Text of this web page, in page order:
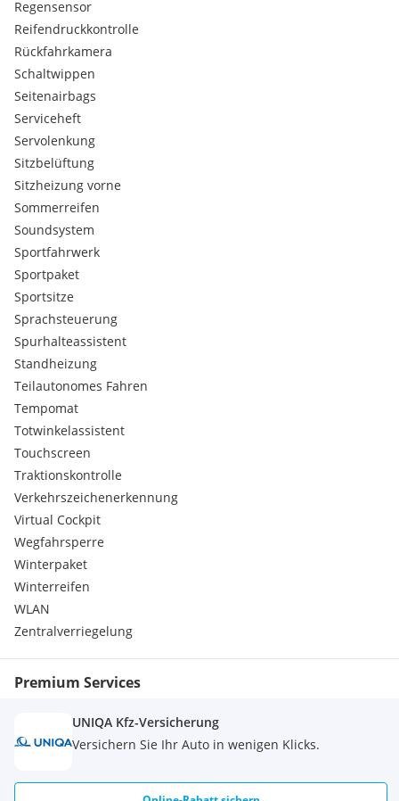
Regensensor
Reifendruckkontrolle
Rückfahrkamera
Schaltwippen
Seitenairbags
Serviceheft
Servolenkung
Sitzbelüftung
Sitzheizung vorne
Sommerreifen
Soundsystem
Sportfahrwerk
Sportpaket
Sportsitze
Sprachsteuerung
Spurhalteassistent
Standheizung
Teilautonomes Fahren
Tempomat
Totwinkelassistent
Touchscreen
Traktionskontrolle
Verkehrszeichenerkennung
Virtual Cockpit
Wegfahrsperre
Winterpaket
Winterreifen
WLAN
Zentralverriegelung
Premium Services
UNIQA Kfz-Versicherung
Versichern Sie Ihr Auto in wenigen Klicks.